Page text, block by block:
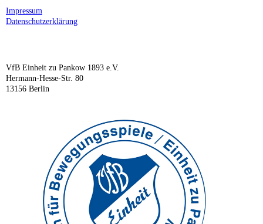
Impressum
Datenschutzerklärung
VfB Einheit zu Pankow 1893 e.V.
Hermann-Hesse-Str. 80
13156 Berlin